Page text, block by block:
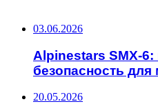
03.06.2026
Alpinestars SMX-
безопасность для
20.05.2026